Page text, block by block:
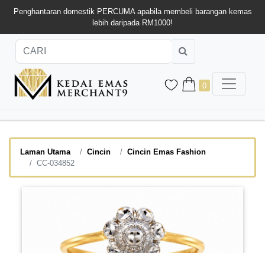
Penghantaran domestik PERCUMA apabila membeli barangan kemas
lebih daripada RM1000!
0
Laman Utama Cincin
Cincin Emas Fashion
CC-034852